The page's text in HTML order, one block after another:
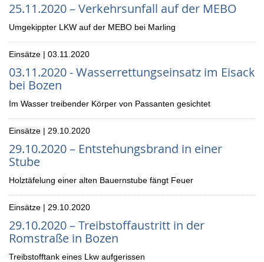
25.11.2020 – Verkehrsunfall auf der MEBO
Umgekippter LKW auf der MEBO bei Marling
Einsätze | 03.11.2020
03.11.2020 - Wasserrettungseinsatz im Eisack
bei Bozen
Im Wasser treibender Körper von Passanten gesichtet
Einsätze | 29.10.2020
29.10.2020 – Entstehungsbrand in einer
Stube
Holztäfelung einer alten Bauernstube fängt Feuer
Einsätze | 29.10.2020
29.10.2020 – Treibstoffaustritt in der
Romstraße in Bozen
Treibstofftank eines Lkw aufgerissen